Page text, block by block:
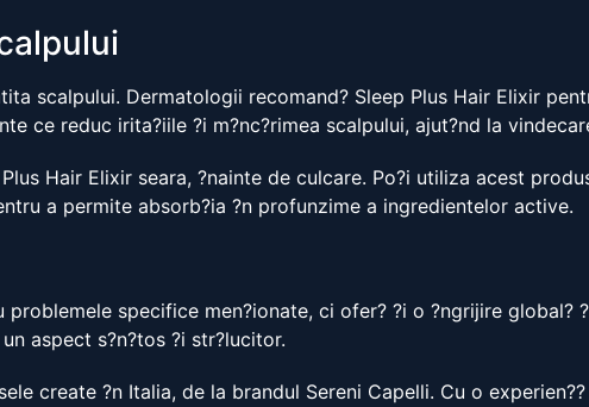
scalpului. Dermatologii recomand? Sleep Plus Hair Elixir
ce reduc irita?iile ?i m?nc?rimea scalpului, ajut?nd la
Hair Elixir seara, ?nainte de culcare. Po?i utiliza acest
a permite absorb?ia ?n profunzime a ingredientelor active.
specifice men?ionate, ci ofer? ?i o ?ngrijire global?
aspect s?n?tos ?i str?lucitor.
create ?n Italia, de la brandul Sereni Capelli. Cu o